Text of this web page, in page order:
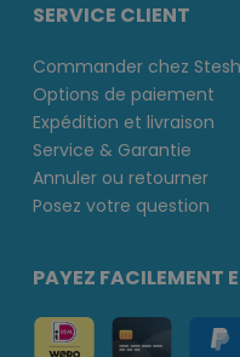
SERVICE CLIENT
Commander chez
Options de paiement
Expédition et livraison
Service & Garantie
Annuler ou retourner
Posez votre question
PAYEZ FACILEMENT